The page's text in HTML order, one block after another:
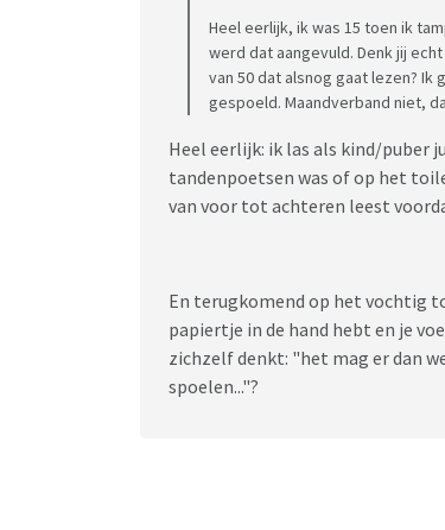
Heel eerlijk, ik was 15 toen ik
werd dat aangevuld. Denk jij
van 50 dat alsnog gaat lezen?
gespoeld. Maandverband niet,
Heel eerlijk: ik las als kind/puber
tandenpoetsen was of op het
van voor tot achteren leest
En terugkomend op het vochtig
papiertje in de hand hebt en je
zichzelf denkt: "het mag er dan
spoelen..."?